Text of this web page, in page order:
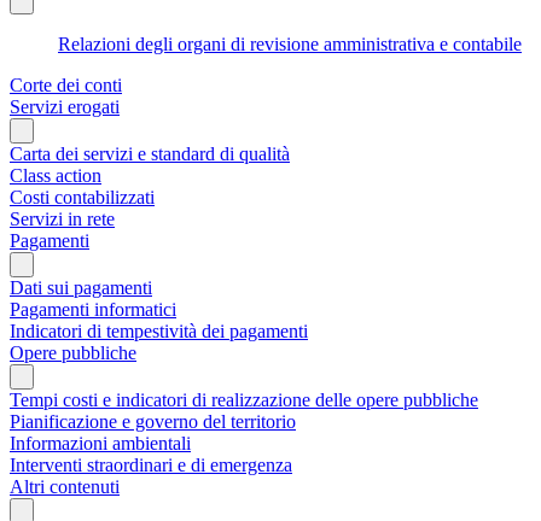
Relazioni degli organi di revisione amministrativa e contabile
Corte dei conti
Servizi erogati
Carta dei servizi e standard di qualità
Class action
Costi contabilizzati
Servizi in rete
Pagamenti
Dati sui pagamenti
Pagamenti informatici
Indicatori di tempestività dei pagamenti
Opere pubbliche
Tempi costi e indicatori di realizzazione delle opere pubbliche
Pianificazione e governo del territorio
Informazioni ambientali
Interventi straordinari e di emergenza
Altri contenuti